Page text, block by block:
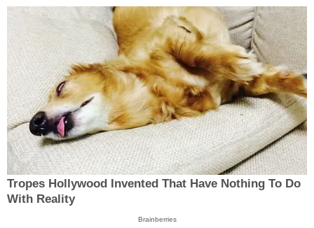
Tropes Hollywood Invented That Have Nothing To Do
With Reality
Brainberries